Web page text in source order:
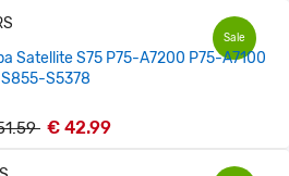
Sale
Satellite S75 P75-A7200 P75-A7100
S855-S5378
€ 42.99